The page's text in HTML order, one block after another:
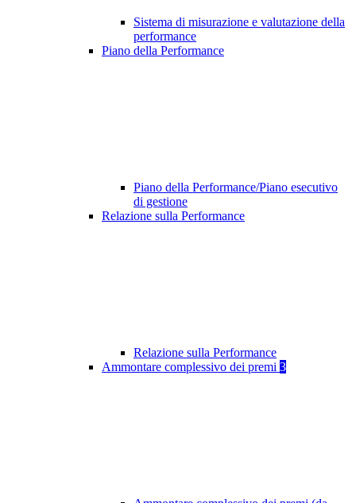
Sistema di misurazione e valutazione della
performance
Piano della Performance
Piano della Performance/Piano esecutivo
di gestione
Relazione sulla Performance
Relazione sulla Performance
Ammontare complessivo dei premi 3